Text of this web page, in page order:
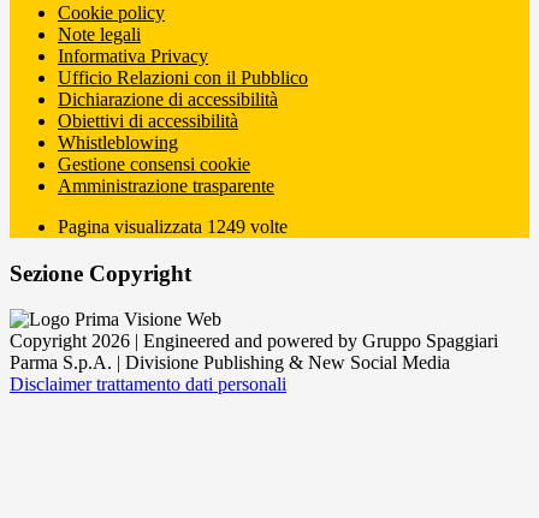
Cookie policy
Note legali
Informativa Privacy
Ufficio Relazioni con il Pubblico
Dichiarazione di accessibilità
Obiettivi di accessibilità
Whistleblowing
Gestione consensi cookie
Amministrazione trasparente
Pagina visualizzata 1249 volte
Sezione Copyright
Copyright 2026 | Engineered and powered by Gruppo Spaggiari
Parma S.p.A. | Divisione Publishing & New Social Media
Disclaimer trattamento dati personali